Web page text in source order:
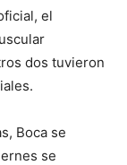
el
dos tuvieron
Boca se
se